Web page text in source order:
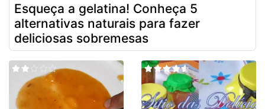
Esqueça a gelatina! Conheça 5
alternativas naturais para fazer
deliciosas sobremesas